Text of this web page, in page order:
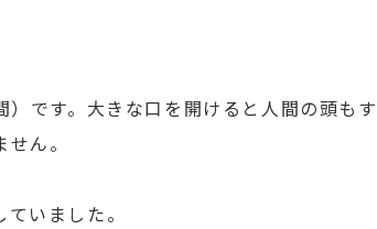
です。大きな口を開けると人間の頭も
ん。
いました。